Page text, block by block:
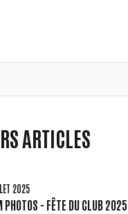
ARTICLES
2025
PHOTOS - FÊTE DU CLUB 2025